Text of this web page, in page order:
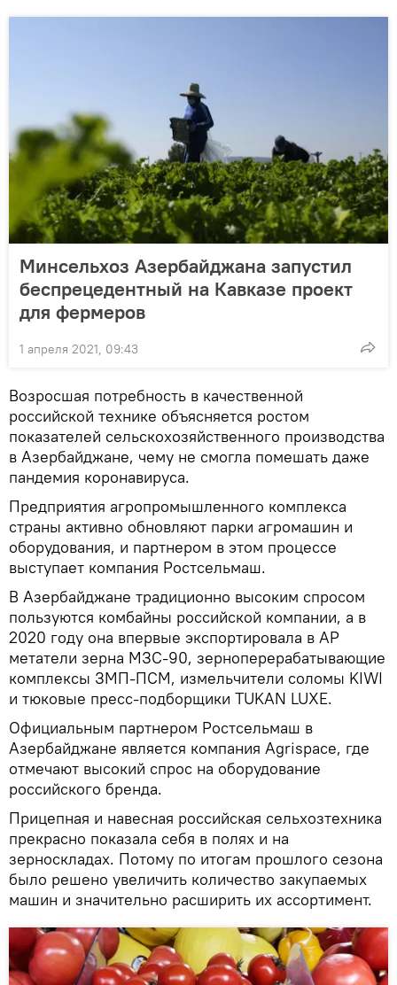
Минсельхоз Азербайджана запустил
беспрецедентный на Кавказе проект
для фермеров
1 апреля 2021, 09:43
Возросшая потребность в качественной
российской технике объясняется ростом
показателей сельскохозяйственного производства
в Азербайджане, чему не смогла помешать даже
пандемия коронавируса.
Предприятия агропромышленного комплекса
страны активно обновляют парки агромашин и
оборудования, и партнером в этом процессе
выступает компания Ростсельмаш.
В Азербайджане традиционно высоким спросом
пользуются комбайны российской компании, а в
2020 году она впервые экспортировала в АР
метатели зерна МЗС-90, зерноперерабатывающие
комплексы ЗМП-ПСМ, измельчители соломы KIWI
и тюковые пресс-подборщики TUKAN LUXE.
Официальным партнером Ростсельмаш в
Азербайджане является компания Agrispace, где
отмечают высокий спрос на оборудование
российского бренда.
Прицепная и навесная российская сельхозтехника
прекрасно показала себя в полях и на
зерноскладах. Потому по итогам прошлого сезона
было решено увеличить количество закупаемых
машин и значительно расширить их ассортимент.